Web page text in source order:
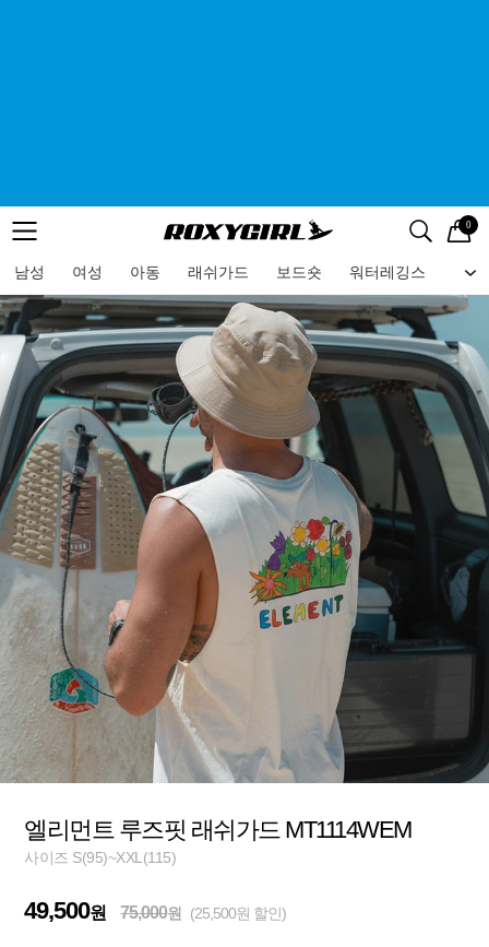
메뉴 검색
로고 0
남성 여성 아동 래쉬가드 보드숏 워터레깅스 비
메뉴
엘리먼트 루즈핏 래쉬가드 MT1114WEM
사이즈 S(95)~XXL(115)
49,500원 75,000원 (25,500원 할인)